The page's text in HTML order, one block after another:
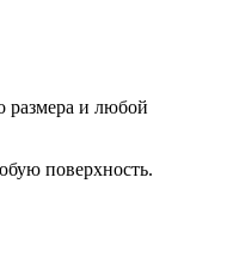
размера и любой
поверхность.